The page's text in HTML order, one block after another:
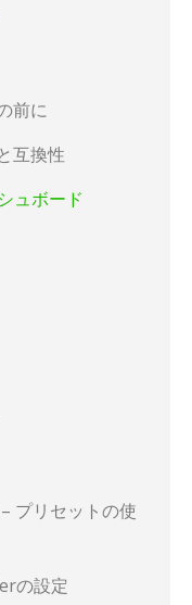
前に
互換性
ュボード
プリセットの使
の設定